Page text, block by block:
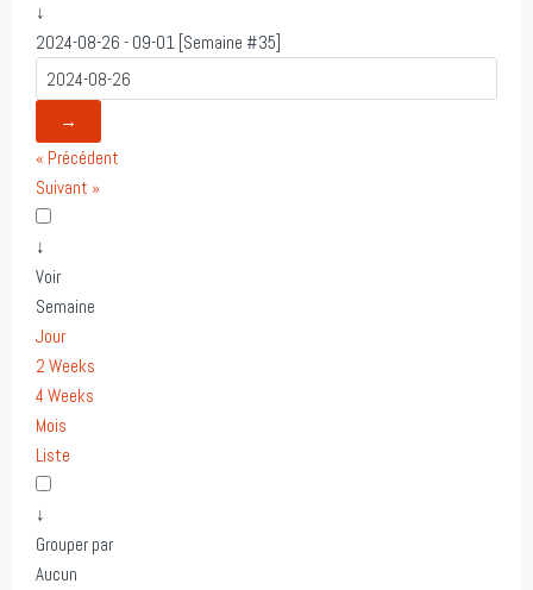
↓
2024-08-26 - 09-01 [Semaine #35]
→
« Précédent
Suivant »
↓
Voir
Semaine
Jour
2 Weeks
4 Weeks
Mois
Liste
↓
Grouper par
Aucun